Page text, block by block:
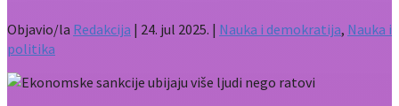
Objavio/la Redakcija | 24. jul 2025. | Nauka i demokratija, Nauka i
politika